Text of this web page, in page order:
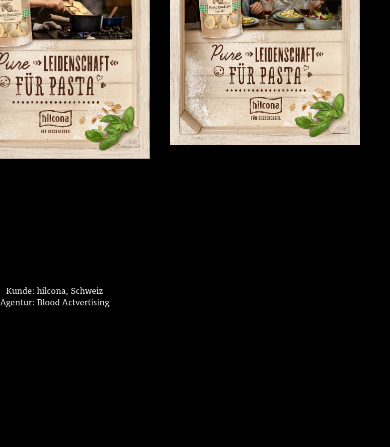
Kunde: hilcona, Schweiz
Agentur: Blood Actvertising